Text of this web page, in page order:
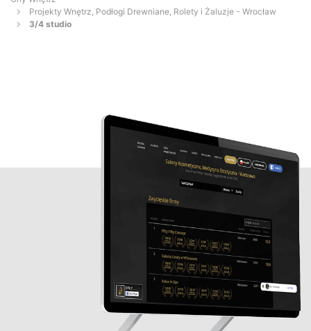
Projekty Wnętrz, Podłogi Drewniane, Rolety i Żaluzje - Wrocław
3/4 studio